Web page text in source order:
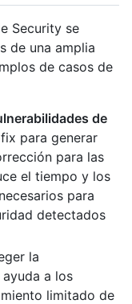
Security se
de una amplia
de casos de
de
para generar
para las
el tiempo y los
para
detectados
la
a los
limitado de